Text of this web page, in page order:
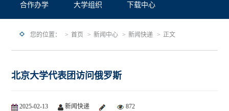
合作办学 大学组织 下载中心
您的位置： 首页 新闻中心 新闻快递 正文
北京大学代表团访问俄罗斯
2025-02-13 新闻快递 872